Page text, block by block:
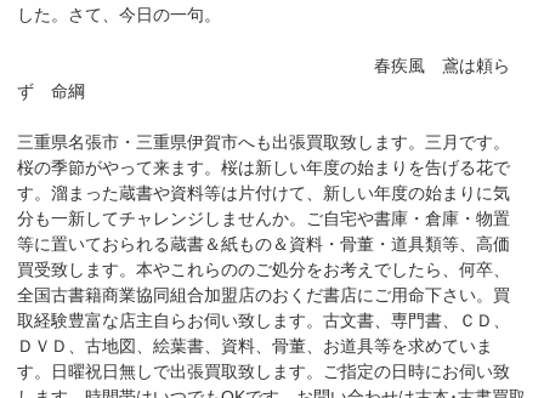
した。さて、今日の一句。
春疾風 鳶は頼ら
ず 命綱
三重県名張市・三重県伊賀市へも出張買取致します。三月です。
桜の季節がやって来ます。桜は新しい年度の始まりを告げる花で
す。溜まった蔵書や資料等は片付けて、新しい年度の始まりに気
分も一新してチャレンジしませんか。ご自宅や書庫・倉庫・物置
等に置いておられる蔵書＆紙もの＆資料・骨董・道具類等、高価
買受致します。本やこれらののご処分をお考えでしたら、何卒、
全国古書籍商業協同組合加盟店のおくだ書店にご用命下さい。買
取経験豊富な店主自らお伺い致します。古文書、専門書、ＣＤ、
ＤＶＤ、古地図、絵葉書、資料、骨董、お道具等を求めていま
す。日曜祝日無しで出張買取致します。ご指定の日時にお伺い致